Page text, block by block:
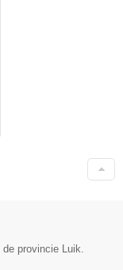
provincie Luik.